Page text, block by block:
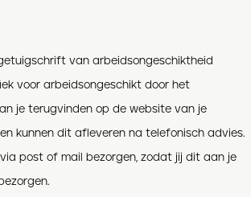
van arbeidsongeschiktheid
voor arbeidsongeschikt door het
je terugvinden op de website van je
kunnen dit afleveren na telefonisch advies.
post of mail bezorgen, zodat jij dit aan je